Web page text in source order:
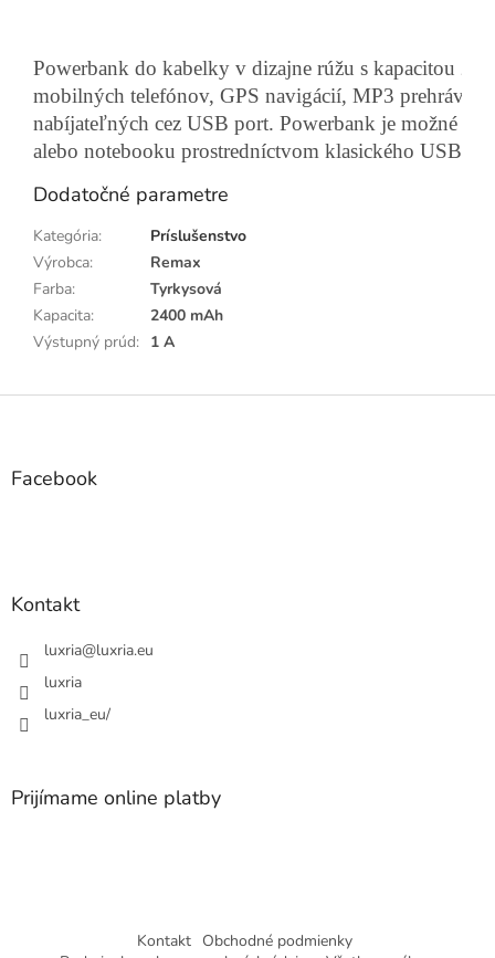
Powerbank do kabelky v dizajne rúžu s kapacitou
mobilných telefónov, GPS navigácií, MP3
nabíjateľných cez USB port. Powerbank je možné
alebo notebooku prostredníctvom klasického USB
Dodatočné parametre
Kategória:
Príslušenstvo
Výrobca:
Remax
Farba:
Tyrkysová
Kapacita:
2400 mAh
Výstupný prúd: 1 A
Z
Facebook
Kontakt
luxria@luxria.eu
luxria
luxria_eu/
Prijímame online platby
Kontakt Obchodné podmienky